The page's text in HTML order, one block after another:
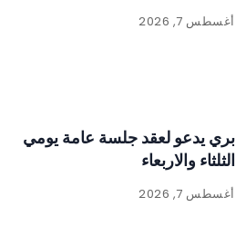
أغسطس 7, 2026
بري يدعو لعقد جلسة عامة يومي
الثلثاء والاربعاء
أغسطس 7, 2026